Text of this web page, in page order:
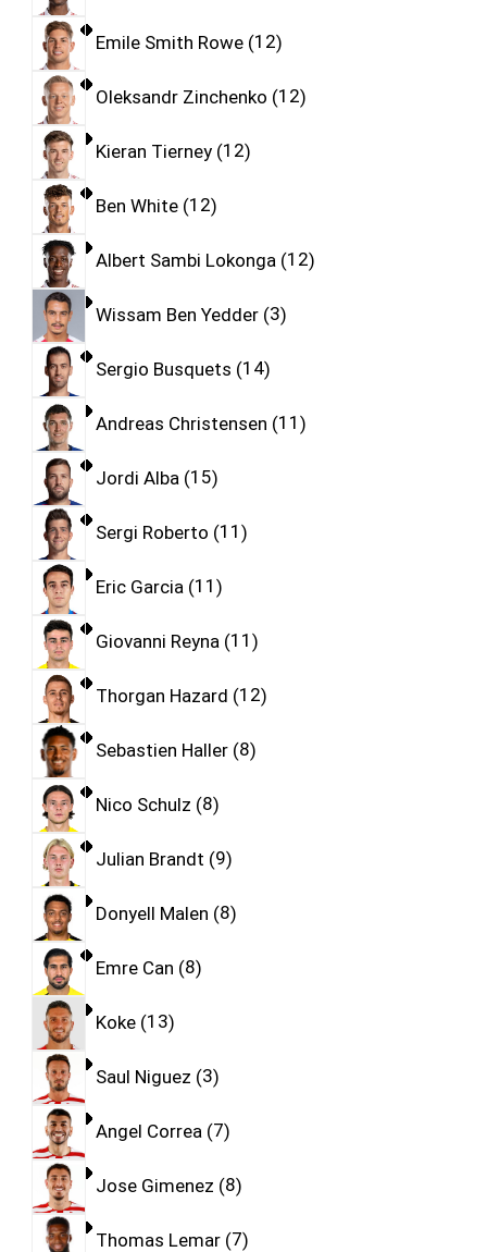
Emile Smith Rowe 12
Oleksandr Zinchenko 12
Kieran Tierney 12
Ben White 12
Albert Sambi Lokonga 12
Wissam Ben Yedder 3
Sergio Busquets 14
Andreas Christensen 11
Jordi Alba 15
Sergi Roberto 11
Eric Garcia 11
Giovanni Reyna 11
Thorgan Hazard 12
Sebastien Haller 8
Nico Schulz 8
Julian Brandt 9
Donyell Malen 8
Emre Can 8
Koke 13
Saul Niguez 3
Angel Correa 7
Jose Gimenez 8
Thomas Lemar 7